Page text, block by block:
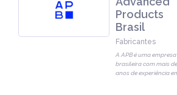
Products
Brasil
Fabricantes
A APB é uma empresa
brasileira com mais
anos de experiência